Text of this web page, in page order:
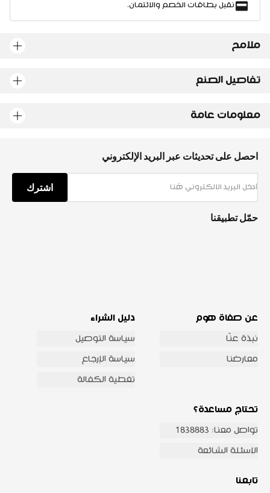
نقبل بطاقات الخصم والائتمان.
ملامح
تفاصيل الصنع
معلومات عامة
احصل على تحديثات عبر البريد الإلكتروني
اشترك
حمّل تطبيقنا
عن صفاة هوم
نبذة عنّا
معارضنا
دليل الشراء
سياسة التوصيل
سياسة الإرجاع
تغطية الكفالة
تحتاج مساعدة؟
تواصل معنا: 1838883
الاسئلة الشائعة
تابعنا